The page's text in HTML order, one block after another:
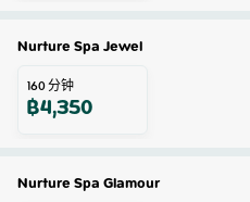
Nurture Spa Jewel
160分钟
฿4,350
Nurture Spa Glamour